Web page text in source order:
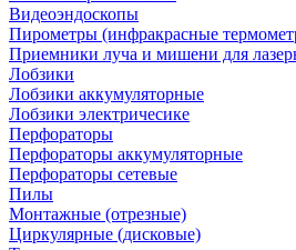
Видеоэндоскопы
Пирометры (инфракрасные
Приемники луча и мишени для
Лобзики
Лобзики аккумуляторные
Лобзики электричесике
Перфораторы
Перфораторы аккумуляторные
Перфораторы сетевые
Пилы
Монтажные (отрезные)
Циркулярные (дисковые)